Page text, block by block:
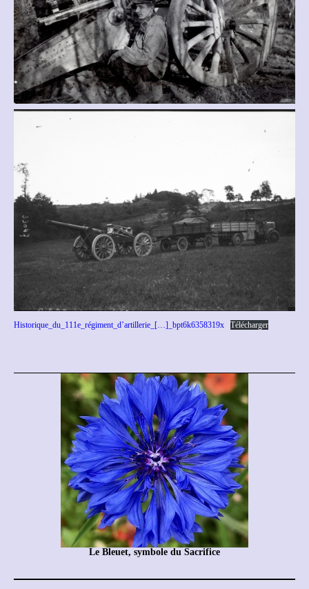
Historique_du_111e_régiment_d’artillerie_[…]_bpt6k6358319x Télécharger
Le Bleuet, symbole du Sacrifice